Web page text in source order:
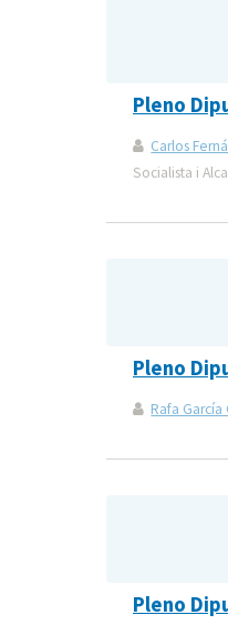
Pleno
Carlos
Socialista i
Pleno
Rafa García
Pleno